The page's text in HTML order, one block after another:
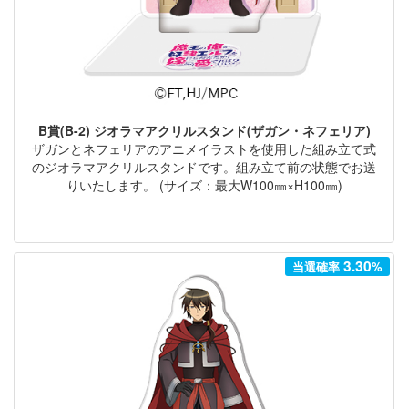
B賞(B-2) ジオラマアクリルスタンド(ザガン・ネフェリア)
ザガンとネフェリアのアニメイラストを使用した組み立て式
のジオラマアクリルスタンドです。組み立て前の状態でお送
りいたします。 (サイズ：最大W100㎜×H100㎜)
当選確率3.30%